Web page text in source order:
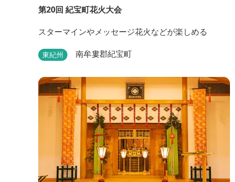
第20回 紀宝町花火大会
スターマインやメッセージ花火などが楽しめる
東紀州 南牟婁郡紀宝町